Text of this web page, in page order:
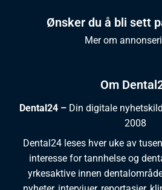
Om
Dental24 – Din digitale
2008
Dental24 leses hver uke av
interesse for tannhelse og
yrkesaktive innen
Ønsker du å bli sett
Mer om